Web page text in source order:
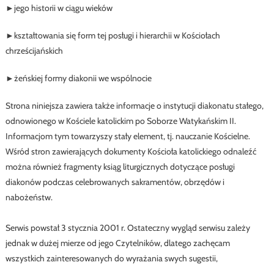
►jego historii w ciągu wieków
►kształtowania się form tej posługi i hierarchii w Kościołach
chrześcijańskich
►żeńskiej formy diakonii we wspólnocie
Strona niniejsza zawiera także informacje o instytucji diakonatu stałego,
odnowionego w Kościele katolickim po Soborze Watykańskim II.
Informacjom tym towarzyszy stały element, tj. nauczanie Kościelne.
Wśród stron zawierających dokumenty Kościoła katolickiego odnaleźć
można również fragmenty ksiąg liturgicznych dotyczące posługi
diakonów podczas celebrowanych sakramentów, obrzędów i
nabożeństw.
Serwis powstał 3 stycznia 2001 r. Ostateczny wygląd serwisu zależy
jednak w dużej mierze od jego Czytelników, dlatego zachęcam
wszystkich zainteresowanych do wyrażania swych sugestii,